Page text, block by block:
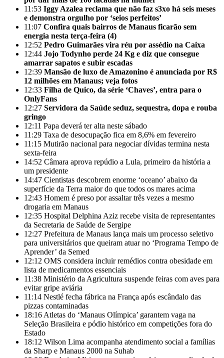
11:53 Iggy Azalea reclama que não faz s3xo há seis meses
e demonstra orgulho por ‘seios perfeitos’
11:07 Confira quais bairros de Manaus ficarão sem
energia nesta terça-feira (4)
12:52 Pedro Guimarães vira réu por assédio na Caixa
12:44 Jojo Todynho perde 24 Kg e diz que consegue
amarrar sapatos e subir escadas
12:39 Mansão de luxo de Amazonino é anunciada por R$
12 milhões em Manaus; veja fotos
12:33 Filha de Quico, da série ‘Chaves’, entra para o
OnlyFans
12:27 Servidora da Saúde seduz, sequestra, dopa e rouba
gringo
12:11 Papa deverá ter alta neste sábado
11:29 Taxa de desocupação fica em 8,6% em fevereiro
11:15 Mutirão nacional para negociar dívidas termina nesta
sexta-feira
14:52 Câmara aprova repúdio a Lula, primeiro da história a
um presidente
14:47 Cientistas descobrem enorme ‘oceano’ abaixo da
superfície da Terra maior do que todos os mares acima
12:43 Homem é preso por assaltar três vezes a mesmo
drogaria em Manaus
12:35 Hospital Delphina Aziz recebe visita de representantes
da Secretaria de Saúde de Sergipe
12:27 Prefeitura de Manaus lança mais um processo seletivo
para universitários que queiram atuar no ‘Programa Tempo de
Aprender’ da Semed
12:12 OMS considera incluir remédios contra obesidade em
lista de medicamentos essenciais
11:38 Ministério da Agricultura suspende feiras com aves para
evitar gripe aviária
11:14 Nestlé fecha fábrica na França após escândalo das
pizzas contaminadas
18:16 Atletas do ‘Manaus Olímpica’ garantem vaga na
Seleção Brasileira e pódio histórico em competições fora do
Estado
18:12 Wilson Lima acompanha atendimento social a famílias
da Sharp e Manaus 2000 na Suhab